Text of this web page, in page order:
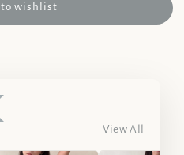
to wishlist
View All